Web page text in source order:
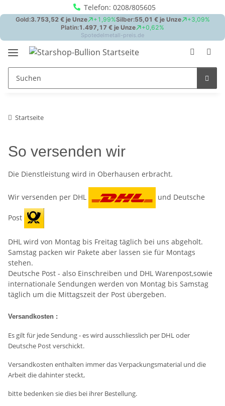
Telefon: 0208/805605
Startseite
So versenden wir
Die Dienstleistung wird in Oberhausen erbracht.
Wir versenden per DHL und Deutsche
Post
DHL wird von Montag bis Freitag täglich bei uns abgeholt.
Samstag packen wir Pakete aber lassen sie für Montags
stehen.
Deutsche Post - also Einschreiben und DHL Warenpost,sowie
internationale Sendungen werden von Montag bis Samstag
täglich um die Mittagszeit der Post übergeben.
Versandkosten :
Es gilt für jede Sendung - es wird ausschliesslich per DHL oder
Deutsche Post verschickt.
Versandkosten enthalten immer das Verpackungsmaterial und die
Arbeit die dahinter steckt,
bitte bedenken sie dies bei ihrer Bestellung.